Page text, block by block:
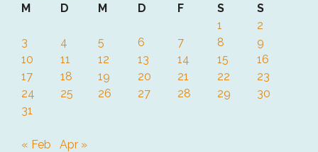
M
D M D F S
S
1
2
3
4 5 6 7 8
9
10
11 12 13 14 15
16
17
18 19 20 21 22
23
24
25 26 27 28 29
30
31
« Feb Apr »